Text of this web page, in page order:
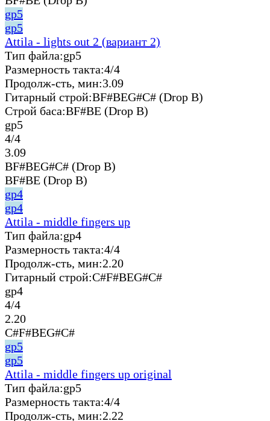
gp5
gp5
Attila - lights out 2 (вариант 2)
Тип файла:gp5
Размерность такта:4/4
Продолж-сть, мин:3.09
Гитарный строй:BF#BEG#C# (Drop B)
Строй баса:BF#BE (Drop B)
gp5
4/4
3.09
BF#BEG#C# (Drop B)
BF#BE (Drop B)
gp4
gp4
Attila - middle fingers up
Тип файла:gp4
Размерность такта:4/4
Продолж-сть, мин:2.20
Гитарный строй:C#F#BEG#C#
gp4
4/4
2.20
C#F#BEG#C#
gp5
gp5
Attila - middle fingers up original
Тип файла:gp5
Размерность такта:4/4
Продолж-сть, мин:2.22